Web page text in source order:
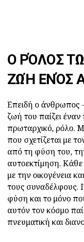
Ο ΡΌΛΟΣ
ΖΩΉ ΕΝΌΣ
Επειδή ο άνθρωπος
ζωή του παίζει
πρωταρχικό, ρόλο.
που σχετίζεται με
από τη φύση του,
αυτοεκτίμηση.
με την οικογένεια
τους συναδέλφους.
φύση και το μόνο
αυτόν τον κόσμο
πνευματική και